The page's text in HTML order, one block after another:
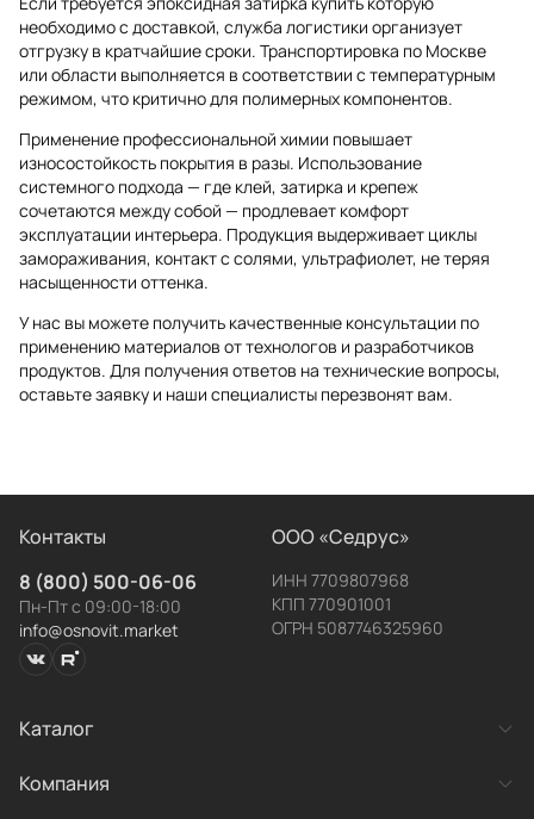
необходимо с доставкой, служба логистики организует
отгрузку в кратчайшие сроки. Транспортировка по Москве
или области выполняется в соответствии с температурным
режимом, что критично для полимерных компонентов.
Применение профессиональной химии повышает
износостойкость покрытия в разы. Использование
системного подхода — где клей, затирка и крепеж
сочетаются между собой — продлевает комфорт
эксплуатации интерьера. Продукция выдерживает циклы
замораживания, контакт с солями, ультрафиолет, не теряя
насыщенности оттенка.
У нас вы можете получить качественные консультации по
применению материалов от технологов и разработчиков
продуктов. Для получения ответов на технические вопросы,
оставьте заявку и наши специалисты перезвонят вам.
Контакты
8 (800) 500-06-06
Пн-Пт с 09:00-18:00
info@osnovit.market
ООО «Седрус»
ИНН 7709807968
КПП 770901001
ОГРН 5087746325960
Каталог
Категории товаров
Готовые системы
Компания